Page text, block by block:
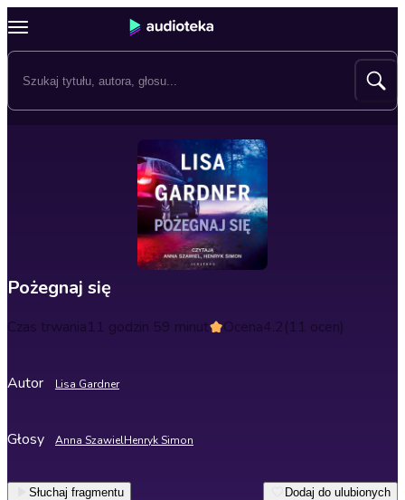
Pożegnaj się
Czas trwania11 godzin 59 minut Ocena4.2(11 ocen)
Autor Lisa Gardner
Głosy Anna SzawielHenryk Simon
Słuchaj fragmentu Dodaj do ulubionych